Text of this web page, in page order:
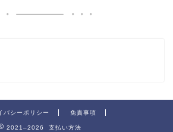
バシーポリシー 免責事項
2021–2026 支払い方法